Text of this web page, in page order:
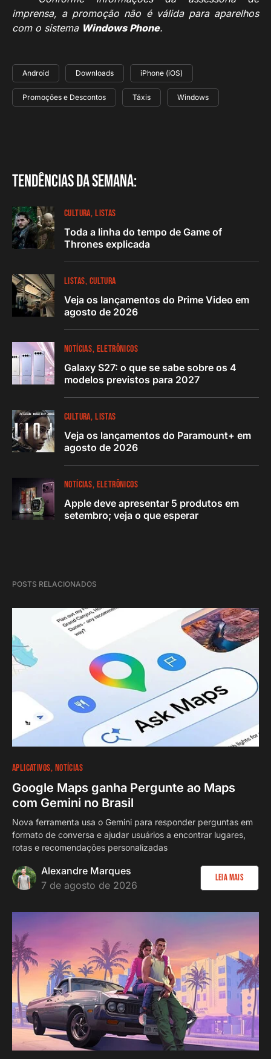
imprensa, a promoção não é válida para aparelhos
com o sistema Windows Phone.
Android Downloads iPhone (iOS)
Promoções e Descontos Táxis Windows
Tendências da semana:
CULTURA LISTAS
Toda a linha do tempo de Game of
Thrones explicada
LISTAS CULTURA
Veja os lançamentos do Prime Video em
agosto de 2026
NOTÍCIAS ELETRÔNICOS
Galaxy S27: o que se sabe sobre os 4
modelos previstos para 2027
CULTURA LISTAS
Veja os lançamentos do Paramount+ em
agosto de 2026
NOTÍCIAS ELETRÔNICOS
Apple deve apresentar 5 produtos em
setembro; veja o que esperar
POSTS RELACIONADOS
APLICATIVOS NOTÍCIAS
Google Maps ganha Pergunte ao Maps
com Gemini no Brasil
Nova ferramenta usa o Gemini para responder perguntas em
formato de conversa e ajudar usuários a encontrar lugares,
rotas e recomendações personalizadas
Alexandre Marques
7 de agosto de 2026
Leia Mais